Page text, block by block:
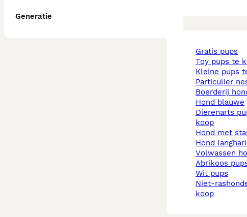
Generatie
gratis pups
toy pups te
kleine pups
particulier
boerderij
hond blauwe
dierenarts pups te
koop
hond met
hond
volwassen
abrikoos
wit pups
niet-rashonden pups te
koop